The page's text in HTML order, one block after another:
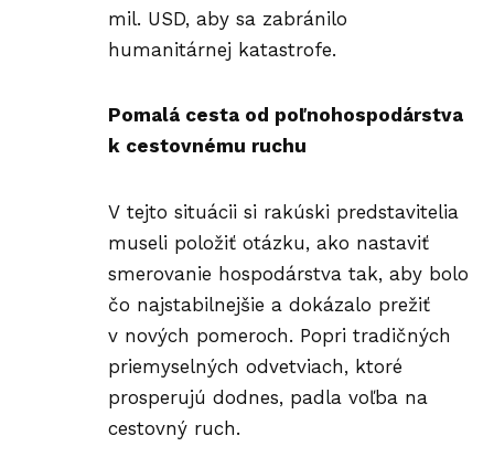
mil. USD, aby sa zabránilo
humanitárnej katastrofe.
Pomalá cesta od poľnohospodárstva
k cestovnému ruchu
V tejto situácii si rakúski predstavitelia
museli položiť otázku, ako nastaviť
smerovanie hospodárstva tak, aby bolo
čo najstabilnejšie a dokázalo prežiť
v nových pomeroch. Popri tradičných
priemyselných odvetviach, ktoré
prosperujú dodnes, padla voľba na
cestovný ruch.